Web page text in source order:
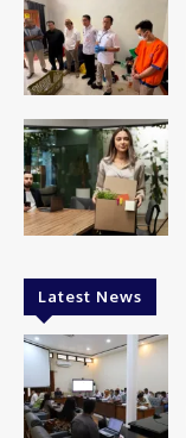
Latest News